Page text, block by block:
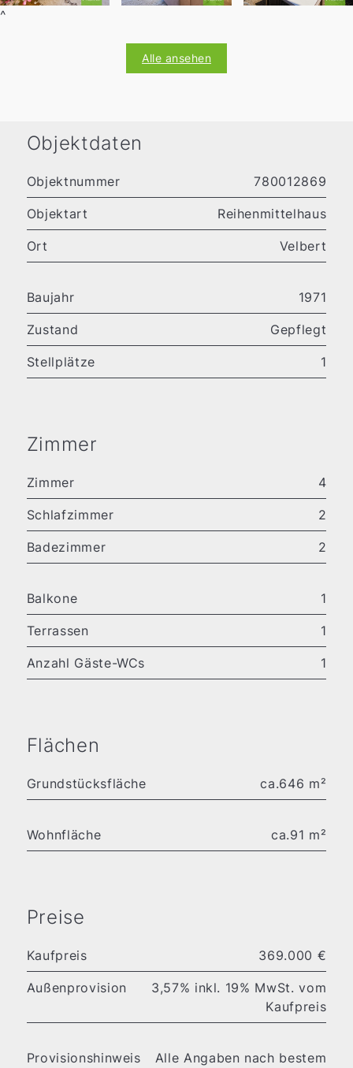
^
Alle ansehen
Objektdaten
Objektnummer 780012869
Objektart Reihenmittelhaus
Ort Velbert
Baujahr 1971
Zustand Gepflegt
Stellplätze 1
Zimmer
Zimmer 4
Schlafzimmer 2
Badezimmer 2
Balkone 1
Terrassen 1
Anzahl Gäste-WCs 1
Flächen
Grundstücksfläche ca.646 m²
Wohnfläche ca.91 m²
Preise
Kaufpreis 369.000 €
Außenprovision
3,57% inkl. 19% MwSt. vom
Kaufpreis
Provisionshinweis
Alle Angaben nach bestem